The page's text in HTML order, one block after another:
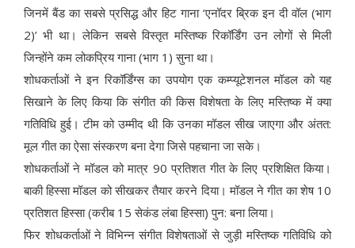
जिनमें बैंड का सबसे प्रसिद्ध और हिट गाना ‘एनॉदर ब्रिक इन दी वॉल (भाग
2)’ भी था। लेकिन सबसे विस्तृत मस्तिष्क रिकॉर्डिंग उन लोगों से मिली
जिन्होंने कम लोकप्रिय गाना (भाग 1) सुना था।
शोधकर्ताओं ने इन रिकॉर्डिंग्स का उपयोग एक कम्प्यूटेशनल मॉडल को यह
सिखाने के लिए किया कि संगीत की किस विशेषता के लिए मस्तिष्क में क्या
गतिविधि हुई। टीम को उम्मीद थी कि उनका मॉडल सीख जाएगा और अंतत:
मूल गीत का ऐसा संस्करण बना देगा जिसे पहचाना जा सके।
शोधकर्ताओं ने मॉडल को मात्र 90 प्रतिशत गीत के लिए प्रशिक्षित किया।
बाकी हिस्सा मॉडल को सीखकर तैयार करने दिया। मॉडल ने गीत का शेष 10
प्रतिशत हिस्सा (करीब 15 सेकंड लंबा हिस्सा) पुन: बना लिया।
फिर शोधकर्ताओं ने विभिन्न संगीत विशेषताओं से जुड़ी मस्तिष्क गतिविधि को